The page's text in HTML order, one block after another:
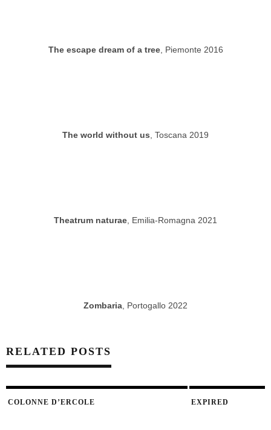
The escape dream of a tree, Piemonte 2016
The world without us , Toscana 2019
Theatrum naturae , Emilia-Romagna 2021
Zombaria , Portogallo 2022
RELATED POSTS
COLONNE D’ERCOLE EXPIRED